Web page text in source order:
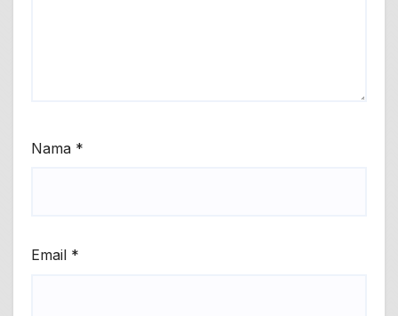
Nama *
Email *